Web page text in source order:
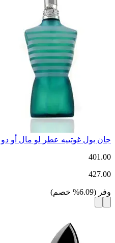
جان بول غوتييه عطر لو مال أو دو
401.00
427.00
وفر (
6.09
% خصم)